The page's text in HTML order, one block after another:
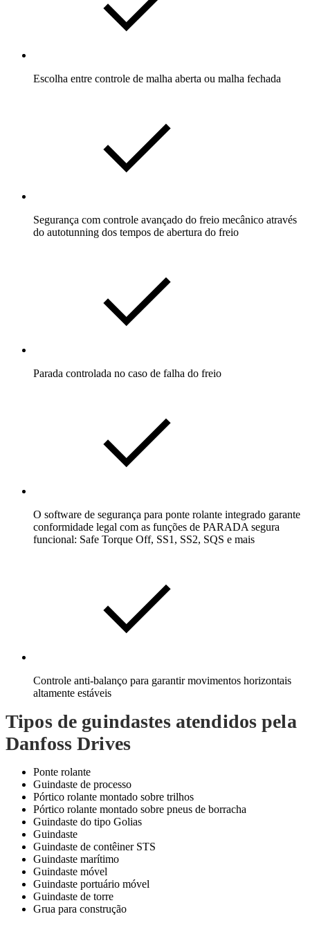
Escolha entre controle de malha aberta ou malha fechada
Segurança com controle avançado do freio mecânico através
do autotunning dos tempos de abertura do freio
Parada controlada no caso de falha do freio
O software de segurança para ponte rolante integrado garante
conformidade legal com as funções de PARADA segura
funcional: Safe Torque Off, SS1, SS2, SQS e mais
Controle anti-balanço para garantir movimentos horizontais
altamente estáveis
Tipos de guindastes atendidos pela
Danfoss Drives
Ponte rolante
Guindaste de processo
Pórtico rolante montado sobre trilhos
Pórtico rolante montado sobre pneus de borracha
Guindaste do tipo Golias
Guindaste
Guindaste de contêiner STS
Guindaste marítimo
Guindaste móvel
Guindaste portuário móvel
Guindaste de torre
Grua para construção